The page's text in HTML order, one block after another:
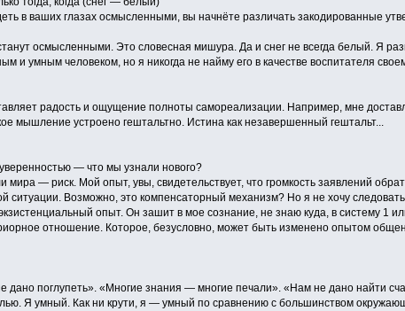
в ваших глазах осмысленными, вы начнёте различать закодированные
осмысленными. Это словесная мишура. Да и снег не всегда белый. Я
и умным человеком, но я никогда не найму его в качестве воспитателя
радость и ощущение полноты самореализации. Например, мне
мышление устроено гештальтно. Истина как незавершенный гештальт...
— что мы узнали нового?
мира — риск. Мой опыт, увы, свидетельствует, что громкость заявлений
ситуации. Возможно, это компенсаторный механизм? Но я не хочу
опыт. Он зашит в мое сознание, не знаю куда, в систему 1
отношение. Которое, безусловно, может быть изменено опытом
поглупеть». «Многие знания — многие печали». «Нам не дано найти
Я умный. Как ни крути, я — умный по сравнению с большинством